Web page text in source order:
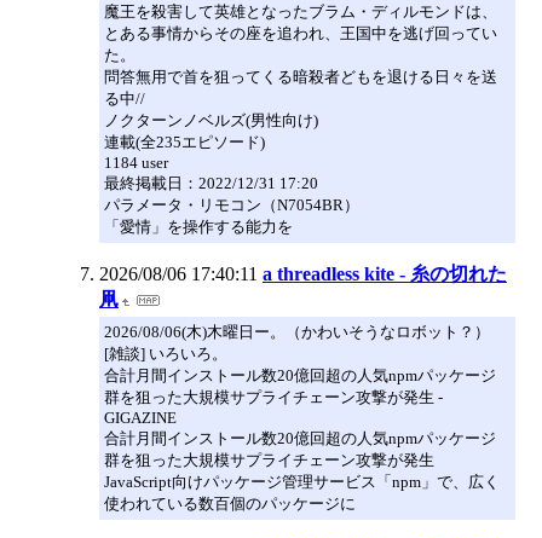
魔王を殺害して英雄となったブラム・ディルモンドは、
とある事情からその座を追われ、王国中を逃げ回ってい
た。
問答無用で首を狙ってくる暗殺者どもを退ける日々を送
る中//
ノクターンノベルズ(男性向け)
連載(全235エピソード)
1184 user
最終掲載日：2022/12/31 17:20
パラメータ・リモコン（N7054BR）
「愛情」を操作する能力を
2026/08/06 17:40:11 a threadless kite - 糸の切れた
凧
2026/08/06(木)木曜日ー。（かわいそうなロボット？）
[雑談] いろいろ。
合計月間インストール数20億回超の人気npmパッケージ
群を狙った大規模サプライチェーン攻撃が発生 -
GIGAZINE
合計月間インストール数20億回超の人気npmパッケージ
群を狙った大規模サプライチェーン攻撃が発生
JavaScript向けパッケージ管理サービス「npm」で、広く
使われている数百個のパッケージに